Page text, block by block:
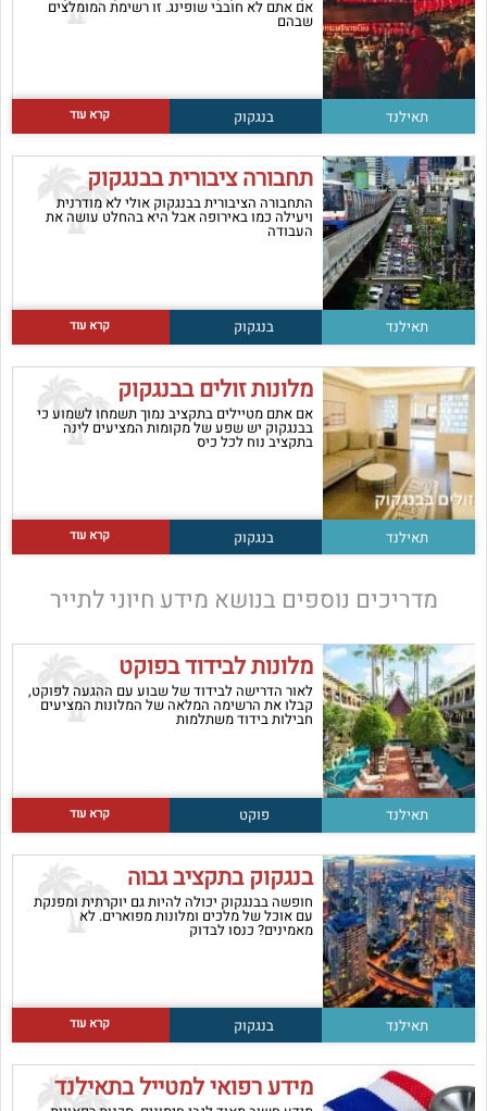
אם אתם לא חובבי שופינג. זו רשימת המומלצים
שבהם
תאילנד בנגקוק קרא עוד
תחבורה ציבורית בבנגקוק
התחבורה הציבורית בבנגקוק אולי לא מודרנית
ויעילה כמו באירופה אבל היא בהחלט עושה את
העבודה
תאילנד בנגקוק קרא עוד
מלונות זולים בבנגקוק
אם אתם מטיילים בתקציב נמוך תשמחו לשמוע כי
בבנגקוק יש שפע של מקומות המציעים לינה
בתקציב נוח לכל כיס
תאילנד בנגקוק קרא עוד
מדריכים נוספים בנושא מידע חיוני לתייר
מלונות לבידוד בפוקט
לאור הדרישה לבידוד של שבוע עם ההגעה לפוקט,
קבלו את הרשימה המלאה של המלונות המציעים
חבילות בידוד משתלמות
תאילנד פוקט קרא עוד
בנגקוק בתקציב גבוה
חופשה בבנגקוק יכולה להיות גם יוקרתית ומפנקת
עם אוכל של מלכים ומלונות מפוארים. לא
מאמינים? כנסו לבדוק
תאילנד בנגקוק קרא עוד
מידע רפואי למטייל בתאילנד